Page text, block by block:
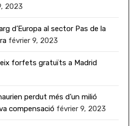
2023
d’Europa al sector Pas de la
février 9, 2023
forfets gratuïts a Madrid
perdut més d’un milió
compensació février 9, 2023